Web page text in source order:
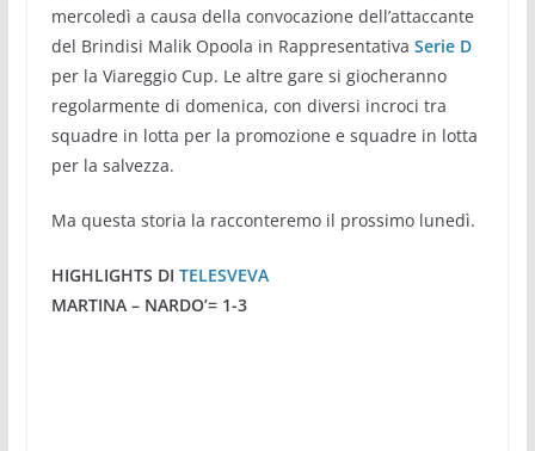
mercoledì a causa della convocazione dell’attaccante
del Brindisi Malik Opoola in Rappresentativa Serie D
per la Viareggio Cup. Le altre gare si giocheranno
regolarmente di domenica, con diversi incroci tra
squadre in lotta per la promozione e squadre in lotta
per la salvezza.
Ma questa storia la racconteremo il prossimo lunedì.
HIGHLIGHTS DI TELESVEVA
MARTINA – NARDO’= 1-3